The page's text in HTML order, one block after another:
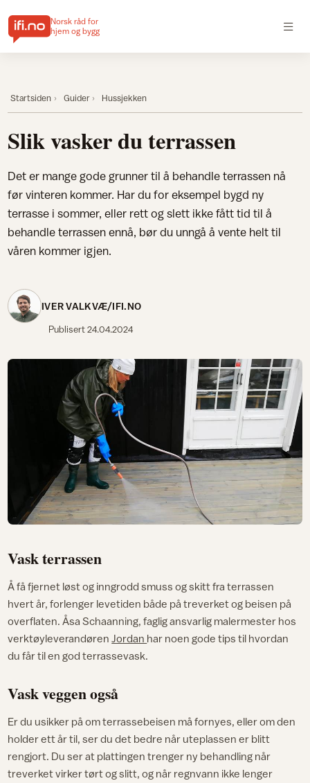
Norsk råd for
hjem og bygg
Startsiden Guider Hussjekken
Slik vasker du terrassen
Det er mange gode grunner til å behandle terrassen nå
før vinteren kommer. Har du for eksempel bygd ny
terrasse i sommer, eller rett og slett ikke fått tid til å
behandle terrassen ennå, bør du unngå å vente helt til
våren kommer igjen.
IVER VALKVÆ/IFI.NO
Publisert24.04.2024
Vask terrassen
Å få fjernet løst og inngrodd smuss og skitt fra terrassen
hvert år, forlenger levetiden både på treverket og beisen på
overflaten. Åsa Schaanning, faglig ansvarlig malermester hos
verktøyleverandørenJordan har noen gode tips til hvordan
du får til en god terrassevask.
Vask veggen også
Er du usikker på om terrassebeisen må fornyes, eller om den
holder ett år til, ser du det bedre når uteplassen er blitt
rengjort. Du ser at plattingen trenger ny behandling når
treverket virker tørt og slitt, og når regnvann ikke lenger